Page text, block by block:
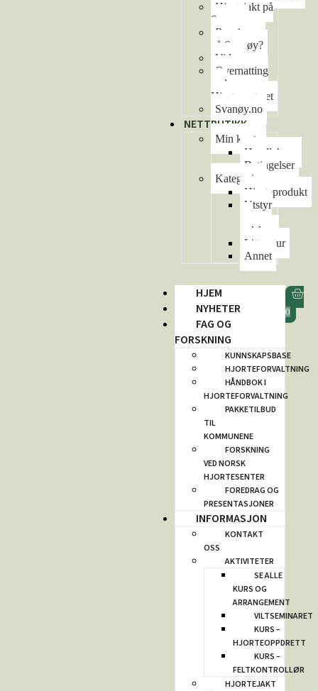
Hjortejakt på
Svanøy
Besøke oss
på Svanøy?
Video
Overnatting
ved
Hjortesenteret
Svanøy.no
NETTBUTIKK
Min konto
Handlekurv
Betingelser
Kategorier
Hjorteprodukt
Utstyr
redskap
Litteratur
Annet
HJEM
NYHETER
FAG OG
FORSKNING
KUNNSKAPSBASE
HJORTEFORVALTNING
HÅNDBOK I
HJORTEFORVALTNING
PAKKETILBUD
TIL
KOMMUNENE
FORSKNING
VED NORSK
HJORTESENTER
FOREDRAG OG
PRESENTASJONER
INFORMASJON
KONTAKT
OSS
AKTIVITETER
SE ALLE
KURS OG
ARRANGEMENT
VILTSEMINARET
KURS –
HJORTEOPPDRETT
KURS –
FELTKONTROLLØR
HJORTEJAKT
0